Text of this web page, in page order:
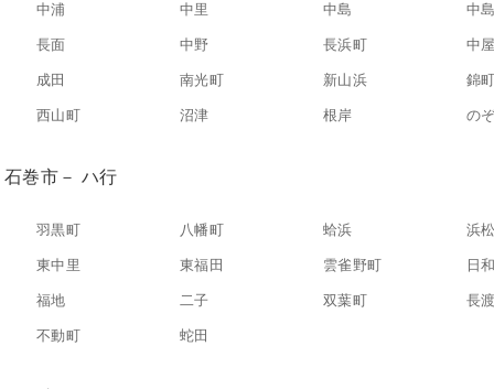
中浦 中里 中島 中
長面 中野 長浜町 中
成田 南光町 新山浜 錦
西山町 沼津 根岸 の
石巻市－ ハ行
羽黒町 八幡町 蛤浜 浜
東中里 東福田 雲雀野町 日
福地 二子 双葉町 長
不動町 蛇田